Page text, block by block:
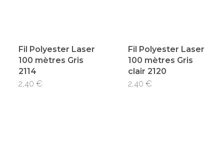
Fil Polyester Laser
100 mètres Gris
2114
2,40 €
Fil Polyester Laser
100 mètres Gris
clair 2120
2,40 €